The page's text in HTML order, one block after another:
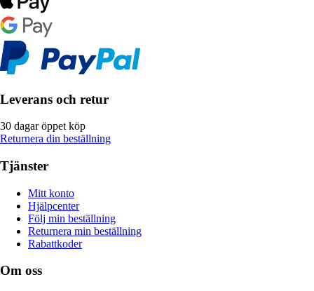
Leverans och retur
30 dagar öppet köp
Returnera din beställning
Tjänster
Mitt konto
Hjälpcenter
Följ min beställning
Returnera min beställning
Rabattkoder
Om oss